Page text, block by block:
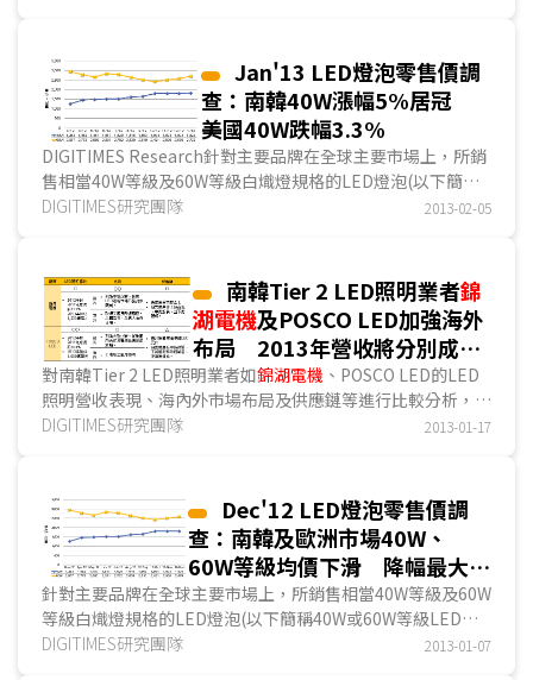
Jan'13 LED燈泡零售價調
查：南韓40W漲幅5%居冠
美國40W跌幅3.3%
DIGITIMES Research針對主要品牌在全球主要市場上，所銷
售相當40W等級及60W等級白熾燈規格的LED燈泡(以下簡稱
40W或60W等級LED燈泡)價格進行調查，以瞭解目前全球
DIGITIMES研究團隊 2013-02-05
南韓Tier 2 LED照明業者錦
湖電機及POSCO LED加強海外
布局 2013年營收將分別成長
42%及150%
對南韓Tier 2 LED照明業者如錦湖電機 、POSCO LED的LED
照明營收表現、海內外市場布局及供應鏈等進行比較分析，在
營收表現部分，錦湖電機
及POSCO LED的2012年LED照明營
DIGITIMES研究團隊 2013-01-17
Dec'12 LED燈泡零售價調
查：南韓及歐洲市場40W、
60W等級均價下滑 降幅最大達
4.3%
針對主要品牌在全球主要市場上，所銷售相當40W等級及60W
等級白熾燈規格的LED燈泡(以下簡稱40W或60W等級LED燈
泡)價格，DIGITIMES持續進行調查追蹤，以瞭解目前全球
DIGITIMES研究團隊 2013-01-07